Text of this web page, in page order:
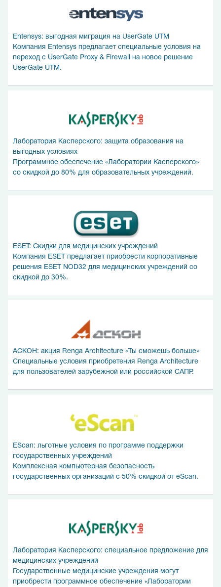
Entensys: выгодная миграция на UserGate UTM
Компания Entensys предлагает специальные условия на
переход с UserGate Proxy & Firewall на новое решение
UserGate UTM.
Лаборатория Касперского: защита образования на
выгодных условиях
Программное обеспечение «Лаборатории Касперского»
со скидкой до 80% для образовательных учреждений.
ESET: Скидки для медицинских учреждений
Компания ESET предлагает приобрести корпоративные
решения ESET NOD32 для медицинских учреждений со
скидкой до 30%.
АСКОН: акция Renga Architecture «Ты сможешь больше»
Специальные условия приобретения Renga Architecture
для пользователей зарубежной или российской САПР.
EScan: льготные условия по программе поддержки
государственных учреждений
Комплексная компьютерная безопасность
государственных организаций с 50% скидкой от eScan.
Лаборатория Касперского: специальное предложение для
медицинских учреждений
Государственные медицинские учреждения могут
приобрести программное обеспечение «Лаборатории